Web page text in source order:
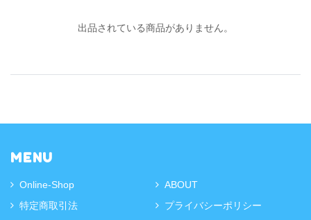
出品されている商品がありません。
MENU
Online-Shop
ABOUT
特定商取引法
プライバシーポリシー